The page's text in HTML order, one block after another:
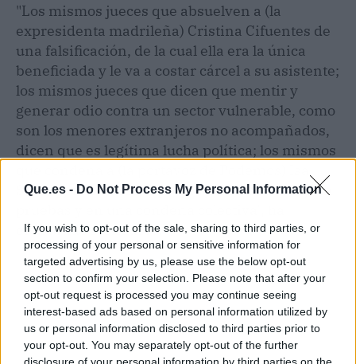
Que.es - Do Not Process My Personal Information
If you wish to opt-out of the sale, sharing to third parties, or
processing of your personal or sensitive information for
targeted advertising by us, please use the below opt-out
section to confirm your selection. Please note that after your
opt-out request is processed you may continue seeing
interest-based ads based on personal information utilized by
us or personal information disclosed to third parties prior to
your opt-out. You may separately opt-out of the further
disclosure of your personal information by third parties on the
"Los mismos jueces que absuelven a (la
expresidenta madrileña) Cristina Cifuentes de
una falsificación, de la cual ella era la única
beneficiada y le va a costar cárcel a su asistente;
los mismos jueces que dicen que mentir y
generar odio contra un sector vulnerable, como
son los menores extranjeros no acompañados,
dicen que es legítima lucha política; los mismos
Serra y, como dice el propio juez Marchena, sin
censurado Monedero.